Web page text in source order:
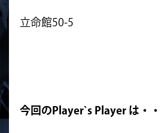
立命館50-5
今回のPlayer`s Player は・・